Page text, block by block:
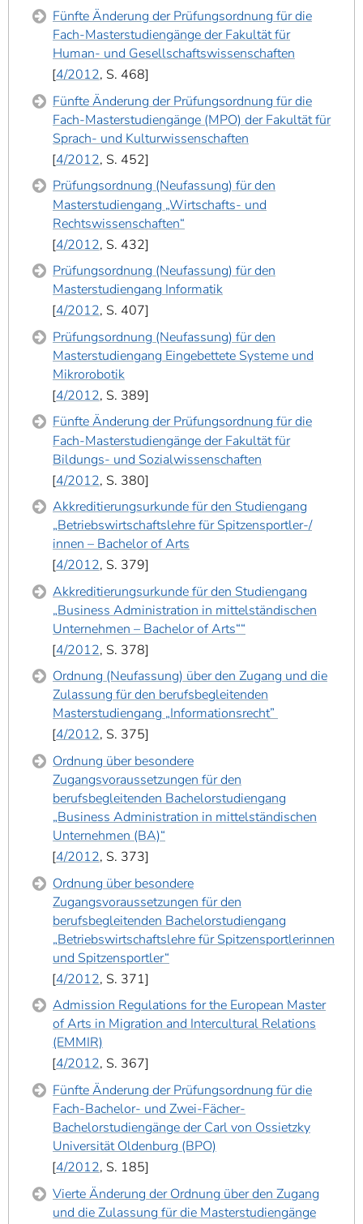
Fünfte Änderung der Prüfungsordnung für die
Fach-Masterstudiengänge der Fakultät für
Human- und Gesellschaftswissenschaften
4/2012, S. 468
Fünfte Änderung der Prüfungsordnung für die
Fach-Masterstudiengänge (MPO) der Fakultät für
Sprach- und Kulturwissenschaften
4/2012, S. 452
Prüfungsordnung (Neufassung) für den
Masterstudiengang „Wirtschafts- und
Rechtswissenschaften“
4/2012, S. 432
Prüfungsordnung (Neufassung) für den
Masterstudiengang Informatik
4/2012, S. 407
Prüfungsordnung (Neufassung) für den
Masterstudiengang Eingebettete Systeme und
Mikrorobotik
4/2012, S. 389
Fünfte Änderung der Prüfungsordnung für die
Fach-Masterstudiengänge der Fakultät für
Bildungs- und Sozialwissenschaften
4/2012, S. 380
Akkreditierungsurkunde für den Studiengang
„Betriebswirtschaftslehre für Spitzensportler-/
innen – Bachelor of Arts
4/2012, S. 379
Akkreditierungsurkunde für den Studiengang
„Business Administration in mittelständischen
Unternehmen – Bachelor of Arts““
4/2012, S. 378
Ordnung (Neufassung) über den Zugang und die
Zulassung für den berufsbegleitenden
Masterstudiengang „Informationsrecht”
4/2012, S. 375
Ordnung über besondere
Zugangsvoraussetzungen für den
berufsbegleitenden Bachelorstudiengang
„Business Administration in mittelständischen
Unternehmen (BA)“
4/2012, S. 373
Ordnung über besondere
Zugangsvoraussetzungen für den
berufsbegleitenden Bachelorstudiengang
„Betriebswirtschaftslehre für Spitzensportlerinnen
und Spitzensportler“
4/2012, S. 371
Admission Regulations for the European Master
of Arts in Migration and Intercultural Relations
(EMMIR)
4/2012, S. 367
Fünfte Änderung der Prüfungsordnung für die
Fach-Bachelor- und Zwei-Fächer-
Bachelorstudiengänge der Carl von Ossietzky
Universität Oldenburg (BPO)
4/2012, S. 185
Vierte Änderung der Ordnung über den Zugang
und die Zulassung für die Masterstudiengänge